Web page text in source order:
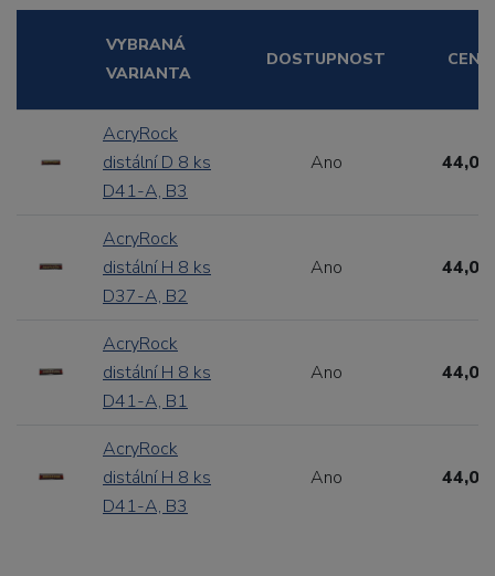
VYBRANÁ
VARIANTA
DOSTUPNOST CENA
AcryRock
distální D 8 ks
D41-A, B3
Ano 44,00
AcryRock
distální H 8 ks
D37-A, B2
Ano 44,00
AcryRock
distální H 8 ks
D41-A, B1
Ano 44,00
AcryRock
distální H 8 ks
D41-A, B3
Ano 44,00